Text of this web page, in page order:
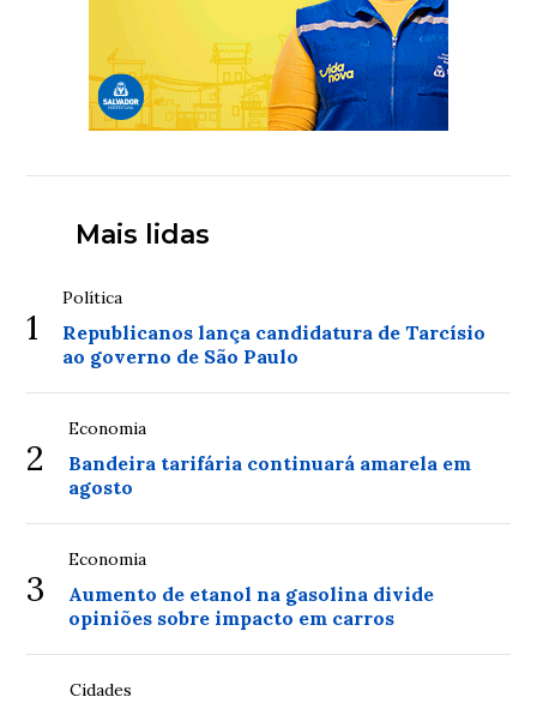
Mais lidas
1
Política
Republicanos lança candidatura de Tarcísio
ao governo de São Paulo
2
Economia
Bandeira tarifária continuará amarela em
agosto
3
Economia
Aumento de etanol na gasolina divide
opiniões sobre impacto em carros
Cidades